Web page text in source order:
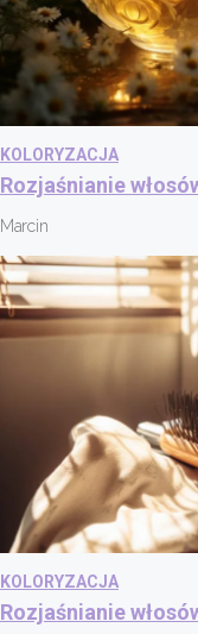
KOLORYZACJA
Rozjaśnianie
Marcin
KOLORYZACJA
Rozjaśnianie